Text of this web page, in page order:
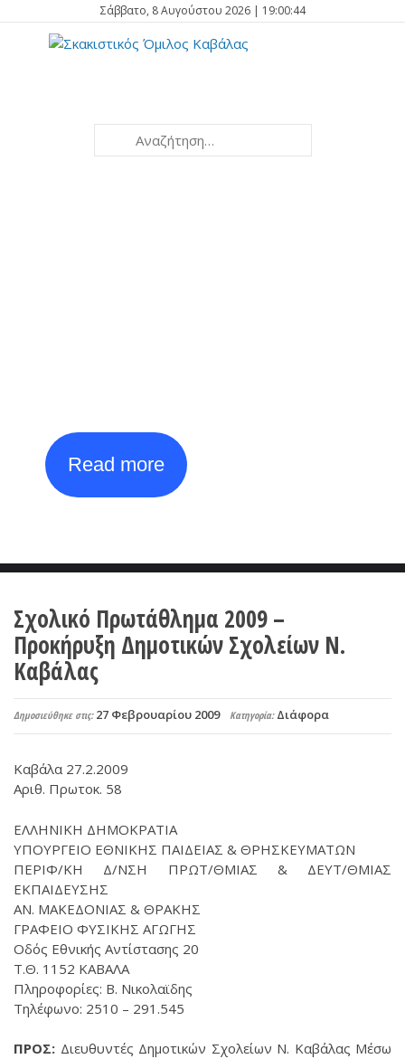
Σάββατο, 8 Αυγούστου 2026 | 19:00:44
Read more
Σχολικό Πρωτάθλημα 2009 –
Προκήρυξη Δημοτικών Σχολείων Ν.
Καβάλας
Δημοσιεύθηκε στις: 27 Φεβρουαρίου 2009 Κατηγορία: Διάφορα
Καβάλα 27.2.2009
Αριθ. Πρωτοκ. 58
ΕΛΛΗΝΙΚΗ ΔΗΜΟΚΡΑΤΙΑ
ΥΠΟΥΡΓΕΙΟ ΕΘΝΙΚΗΣ ΠΑΙΔΕΙΑΣ & ΘΡΗΣΚΕΥΜΑΤΩΝ
ΠΕΡΙΦ/ΚΗ Δ/ΝΣΗ ΠΡΩΤ/ΘΜΙΑΣ & ΔΕΥΤ/ΘΜΙΑΣ
ΕΚΠΑΙΔΕΥΣΗΣ
ΑΝ. ΜΑΚΕΔΟΝΙΑΣ & ΘΡΑΚΗΣ
ΓΡΑΦΕΙΟ ΦΥΣΙΚΗΣ ΑΓΩΓΗΣ
Οδός Εθνικής Αντίστασης 20
Τ.Θ. 1152 ΚΑΒΑΛΑ
Πληροφορίες: Β. Νικολαϊδης
Τηλέφωνο: 2510 – 291.545
ΠΡΟΣ: Διευθυντές Δημοτικών Σχολείων Ν. Καβάλας Μέσω